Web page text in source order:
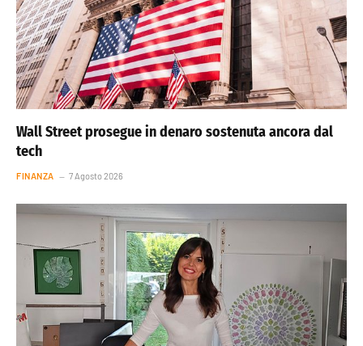
Wall Street prosegue in denaro sostenuta ancora dal
tech
FINANZA 7 Agosto 2026